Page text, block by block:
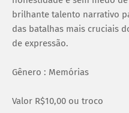
brilhante talento narrativo
das batalhas mais cruciais
de expressão.
Gênero : Memórias
Valor R$10,00 ou troco